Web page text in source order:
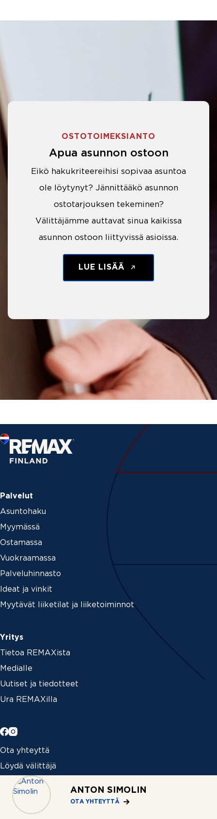
ANTON SIMOLIN
OTA YHTEYTTÄ
OSTOTOIMEKSIANTO
Apua asunnon ostoon
Eikö hakukriteereihisi sopivaa asuntoa
ole löytynyt? Jännittääkö asunnon
ostotarjouksen tekeminen?
Välittäjämme auttavat sinua kaikissa
asunnon ostoon liittyvissä asioissa.
LUE LISÄÄ
Palvelut
Asuntohaku
Myymässä
Ostamassa
Vuokraamassa
Palveluhinnasto
Ideat ja vinkit
Myytävät liiketilat ja liiketoiminnot
Yritys
Tietoa REMAXista
Medialle
Uutiset ja tiedotteet
Ura REMAXilla
Ota yhteyttä
Löydä välittäjä
Toimistot